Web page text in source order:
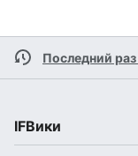
Последний раз
IFВики